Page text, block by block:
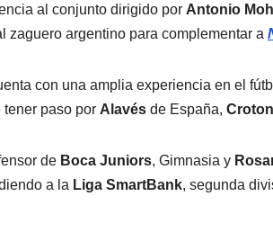
al conjunto dirigido por Antonio
zaguero argentino para complementar a
con una amplia experiencia en el
tener paso por Alavés de España,
de Boca Juniors, Gimnasia y
a la Liga SmartBank, segunda